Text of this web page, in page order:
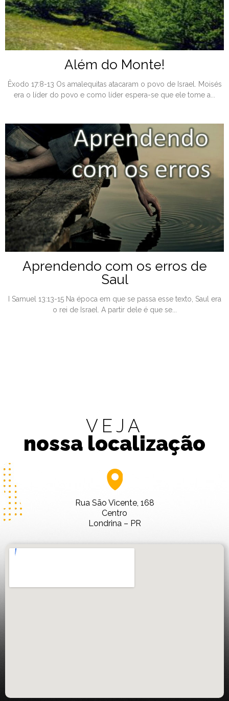
Além do Monte!
Êxodo 17:8-13 Os amalequitas atacaram o povo de Israel. Moisés
era o líder do povo e como líder espera-se que ele tome a...
Aprendendo com os erros de
Saul
I Samuel 13:13-15 Na época em que se passa esse texto, Saul era
o rei de Israel. A partir dele é que se...
VEJA
nossa localização
Rua São Vicente, 168
Centro
Londrina – PR